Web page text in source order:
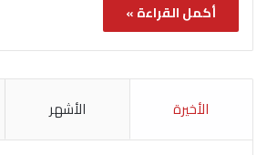
أكمل القراءة »
الأخيرة الأشهر